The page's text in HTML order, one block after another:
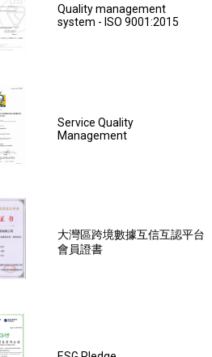
Quality management
system - ISO 9001:2015
Service Quality
Management
大灣區跨境數據互信互認平台
會員證書